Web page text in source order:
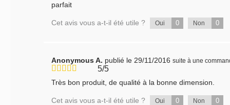
parfait
Cet avis vous a-t-il été utile ? Oui 0 Non 0
Anonymous A. publié le 29/11/2016 suite à une
5/5
Très bon produit, de qualité à la bonne dimension.
Cet avis vous a-t-il été utile ? Oui 0 Non 0